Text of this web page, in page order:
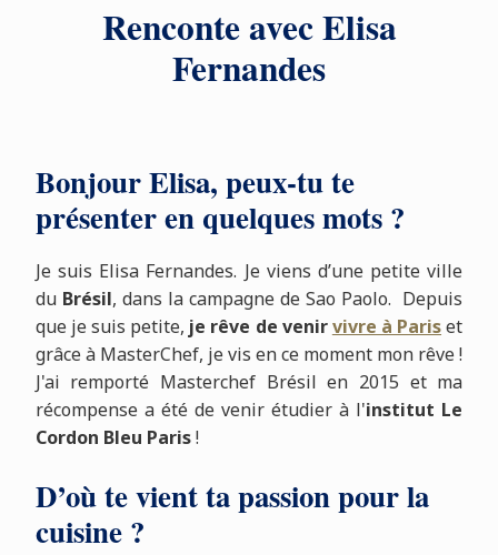
Renconte avec Elisa
Fernandes
Bonjour Elisa, peux-tu te
présenter en quelques mots ?
Je suis Elisa Fernandes. Je viens d’une petite ville
du Brésil, dans la campagne de Sao Paolo. Depuis
que je suis petite, je rêve de venirvivre à Pariset
grâce à MasterChef, je vis en ce moment mon rêve !
J'ai remporté Masterchef Brésil en 2015 et ma
récompense a été de venir étudier à l'institut Le
Cordon Bleu Paris!
D’où te vient ta passion pour la
cuisine ?